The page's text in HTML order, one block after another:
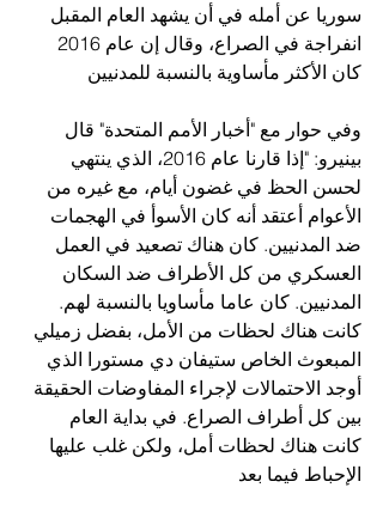
سوريا عن أمله في أن يشهد العام المقبل
كان الأكثر مأساوية بالنسبة للمدنيين
وفي حوار مع "أخبار الأمم المتحدة" قال
بينيرو: "إذا قارنا عام 2016، الذي ينتهي
لحسن الحظ في غضون أيام، مع غيره من
الأعوام أعتقد أنه كان الأسوأ في الهجمات
ضد المدنيين. كان هناك تصعيد في العمل
العسكري من كل الأطراف ضد السكان
المدنيين. كان عاما مأساويا بالنسبة لهم.
كانت هناك لحظات من الأمل، بفضل زميلي
المبعوث الخاص ستيفان دي مستورا الذي
أوجد الاحتمالات لإجراء المفاوضات الحقيقة
بين كل أطراف الصراع. في بداية العام
كانت هناك لحظات أمل، ولكن غلب عليها
الإحباط فيما بعد